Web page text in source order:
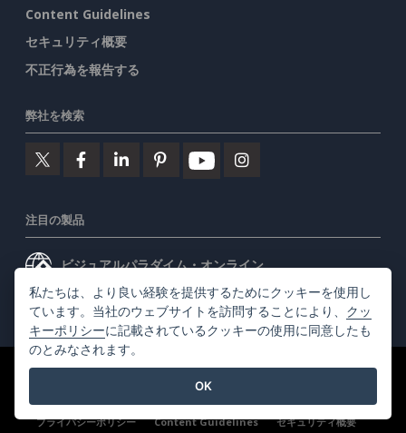
Content Guidelines
セキュリティ概要
不正行為を報告する
弊社を検索
注目の製品
ビジュアルパラダイム・オンライン
ビジュアルパラダイムデスクトップ
©2026 by Visual Paradigm. 全ての権利を有する
プライバシーポリシー
Content Guidelines セキュリティ概要
私たちは、より良い経験を提供するためにクッキーを使用し
ています。当社のウェブサイトを訪問することにより、 クッ
キーポリシーに記載されているクッキーの使用に同意したも
のとみなされます。
OK